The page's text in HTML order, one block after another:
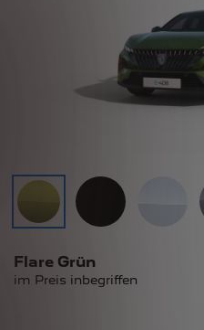
Flare Grün
im Preis inbegriffen